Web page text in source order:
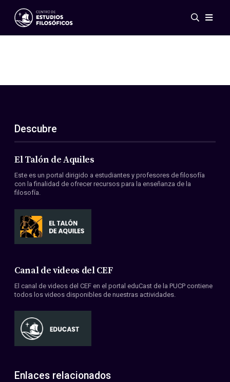
Eventos
ES
EN
Acerca de nosotros
Miembros
Convenios
Descubre
El Talón de Aquiles
Este es un portal dirigido a estudiantes y profesores de filosofía
con la finalidad de ofrecer recursos para la enseñanza de la
filosofía.
Canal de videos del CEF
El canal de videos del CEF en el portal eduCast de la PUCP contiene
todos los videos disponibles de nuestras actividades.
Enlaces relacionados